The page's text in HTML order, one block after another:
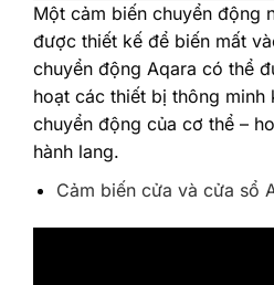
‎Một cảm biến chuyển động
được thiết kế để biến mất
chuyển động Aqara có thể
hoạt các thiết bị thông minh
chuyển động của cơ thể –
hành lang.‎
Cảm biến cửa và cửa sổ